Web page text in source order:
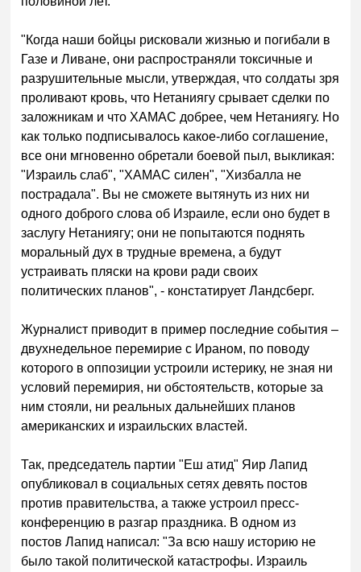
"Когда наши бойцы рисковали жизнью и погибали в
Газе и Ливане, они распространяли токсичные и
разрушительные мысли, утверждая, что солдаты зря
проливают кровь, что Нетаниягу срывает сделки по
заложникам и что ХАМАС добрее, чем Нетаниягу. Но
как только подписывалось какое-либо соглашение,
все они мгновенно обретали боевой пыл, выкликая:
"Израиль слаб", "ХАМАС силен", "Хизбалла не
пострадала". Вы не сможете вытянуть из них ни
одного доброго слова об Израиле, если оно будет в
заслугу Нетаниягу; они не попытаются поднять
моральный дух в трудные времена, а будут
устраивать пляски на крови ради своих
политических планов", - констатирует Ландсберг.
Журналист приводит в пример последние события –
двухнедельное перемирие с Ираном, по поводу
которого в оппозиции устроили истерику, не зная ни
условий перемирия, ни обстоятельств, которые за
ним стояли, ни реальных дальнейших планов
американских и израильских властей.
Так, председатель партии "Еш атид" Яир Лапид
опубликовал в социальных сетях девять постов
против правительства, а также устроил пресс-
конференцию в разгар праздника. В одном из
постов Лапид написал: "За всю нашу историю не
было такой политической катастрофы. Израиль